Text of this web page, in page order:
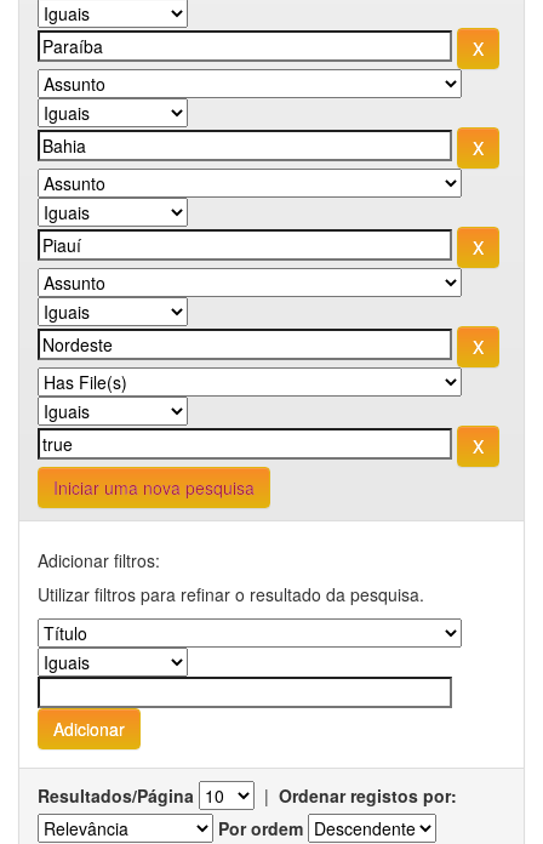
Iniciar uma nova pesquisa
Adicionar filtros:
Utilizar filtros para refinar o resultado da pesquisa.
Resultados/Página | Ordenar registos por:
Por ordem